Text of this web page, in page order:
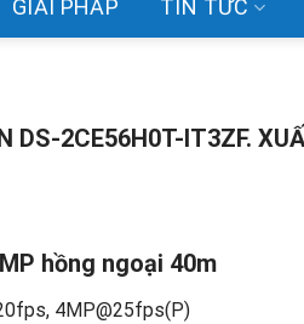
GIẢI PHÁP TIN TỨC
DS-2CE56H0T-IT3ZF.
hồng ngoại 40m
4MP@25fps(P)